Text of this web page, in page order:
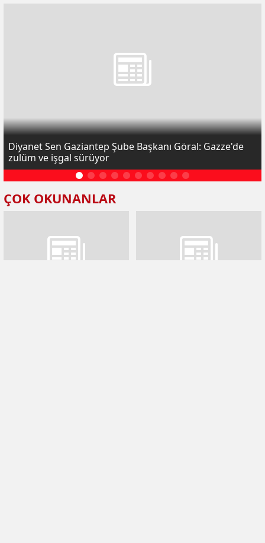
Diyanet Sen Gaziantep Şube Başkanı Göral: Gazze'de
zulüm ve işgal sürüyor
ÇOK OKUNANLAR